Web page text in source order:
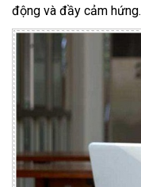
động và đầy cảm hứng.